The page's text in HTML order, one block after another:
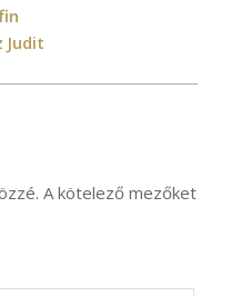
Judit
A kötelező mezőket